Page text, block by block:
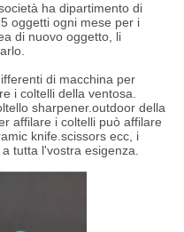
ha dipartimento di
oggetti ogni mese per i
di nuovo oggetto, li
di macchina per
i coltelli della ventosa.
sharpener.outdoor della
affilare i coltelli può affilare
knife.scissors ecc, i
tutta l'vostra esigenza.